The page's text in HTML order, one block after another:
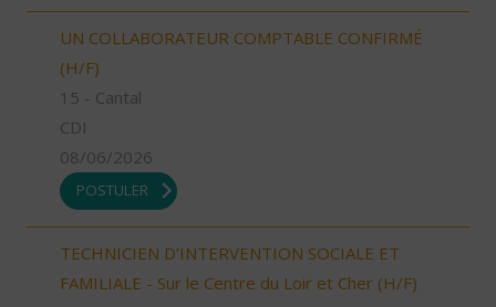
UN COLLABORATEUR COMPTABLE CONFIRMÉ
(H/F)
15 - Cantal
CDI
08/06/2026
POSTULER
TECHNICIEN D’INTERVENTION SOCIALE ET
FAMILIALE - Sur le Centre du Loir et Cher (H/F)